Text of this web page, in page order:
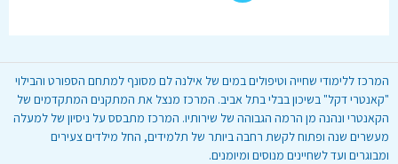
המרכז ללימודי שחייה וטיפולים במים של אילנה לם מסונף למתחם הספורט והבילוי
"קאנטרי דקל" בשיכון בבלי בתל אביב. המרכז מנצל את המתקנים המתקדמים של
הקאנטרי ונהנה מן הרמה הגבוהה של שירותיו. המרכז מתבסס על ניסיון של למעלה
מעשרים שנה ופתוח לקשת רחבה ביותר של תלמידים, החל מילדים צעירים
ומבוגרים ועד לשחיינים מנוסים ומיומנים.